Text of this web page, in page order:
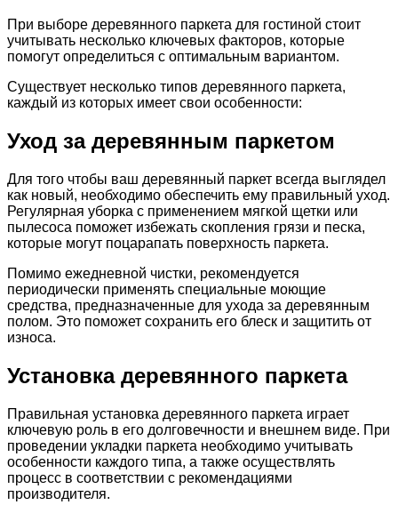
При выборе деревянного паркета для гостиной стоит
учитывать несколько ключевых факторов, которые
помогут определиться с оптимальным вариантом.
Существует несколько типов деревянного паркета,
каждый из которых имеет свои особенности:
Уход за деревянным паркетом
Для того чтобы ваш деревянный паркет всегда выглядел
как новый, необходимо обеспечить ему правильный уход.
Регулярная уборка с применением мягкой щетки или
пылесоса поможет избежать скопления грязи и песка,
которые могут поцарапать поверхность паркета.
Помимо ежедневной чистки, рекомендуется
периодически применять специальные моющие
средства, предназначенные для ухода за деревянным
полом. Это поможет сохранить его блеск и защитить от
износа.
Установка деревянного паркета
Правильная установка деревянного паркета играет
ключевую роль в его долговечности и внешнем виде. При
проведении укладки паркета необходимо учитывать
особенности каждого типа, а также осуществлять
процесс в соответствии с рекомендациями
производителя.